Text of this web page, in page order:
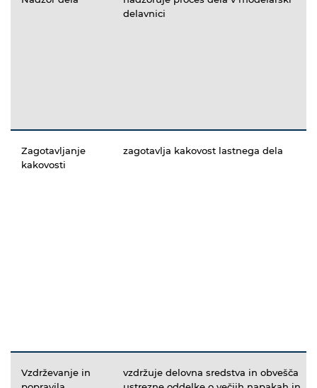
delavnici
Zagotavljanje
kakovosti
zagotavlja kakovost lastnega dela
Vzdrževanje in
vzdržuje delovna sredstva in obvešča